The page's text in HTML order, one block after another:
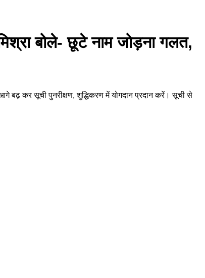
बोले- छूटे नाम जोड़ना गलत,
बढ़ कर सूची पुनरीक्षण, शुद्धिकरण में योगदान प्रदान करें। सूची से